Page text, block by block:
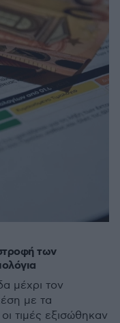
των
μέχρι τον
με τα
τιμές εξισώθηκαν